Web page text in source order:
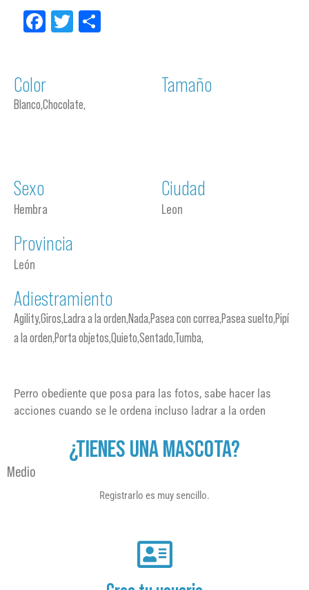
Facebook
Twitter
Color
Blanco,Chocolate,
Tamaño
Sexo
Hembra
Ciudad
Leon
Provincia
León
Adiestramiento
Agility,Giros,Ladra a la orden,Nada,Pasea con correa,Pasea suelto,Pipí
a la orden,Porta objetos,Quieto,Sentado,Tumba,
Perro obediente que posa para las fotos, sabe hacer las
acciones cuando se le ordena incluso ladrar a la orden
¿TIENES UNA MASCOTA?
Medio
Registrarlo es muy sencillo.